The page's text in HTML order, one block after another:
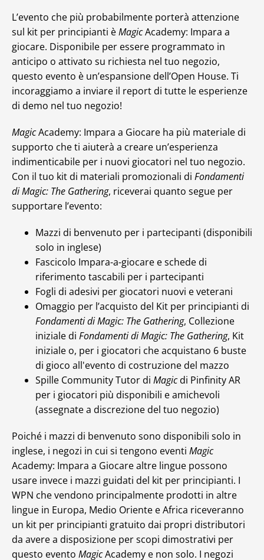
L’evento che più probabilmente porterà attenzione
sul kit per principianti èMagicAcademy: Impara a
giocare. Disponibile per essere programmato in
anticipo o attivato su richiesta nel tuo negozio,
questo evento è un’espansione dell’Open House. Ti
incoraggiamo a inviare il report di tutte le esperienze
di demo nel tuo negozio!
MagicAcademy: Impara a Giocare ha più materiale di
supporto che ti aiuterà a creare un’esperienza
indimenticabile per i nuovi giocatori nel tuo negozio.
Con il tuo kit di materiali promozionali di Fondamenti
di Magic: The Gathering, riceverai quanto segue per
supportare l’evento:
Mazzi di benvenuto per i partecipanti (disponibili
solo in inglese)
Fascicolo Impara-a-giocare e schede di
riferimento tascabili per i partecipanti
Fogli di adesivi per giocatori nuovi e veterani
Omaggio per l’acquisto del Kit per principianti di
Fondamenti di Magic: The Gathering, Collezione
iniziale di Fondamenti di Magic: The Gathering, Kit
iniziale o, per i giocatori che acquistano 6 buste
di gioco all'evento di costruzione del mazzo
Spille Community Tutor di Magicdi Pinfinity AR
per i giocatori più disponibili e amichevoli
(assegnate a discrezione del tuo negozio)
Poiché i mazzi di benvenuto sono disponibili solo in
inglese, i negozi in cui si tengono eventi Magic
Academy: Impara a Giocare altre lingue possono
usare invece i mazzi guidati del kit per principianti. I
WPN che vendono principalmente prodotti in altre
lingue in Europa, Medio Oriente e Africa riceveranno
un kit per principianti gratuito dai propri distributori
da avere a disposizione per scopi dimostrativi per
questo evento MagicAcademy e non solo. I negozi